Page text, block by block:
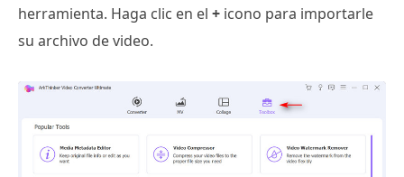
herramienta. Haga clic en el + icono para importarle
su archivo de video.